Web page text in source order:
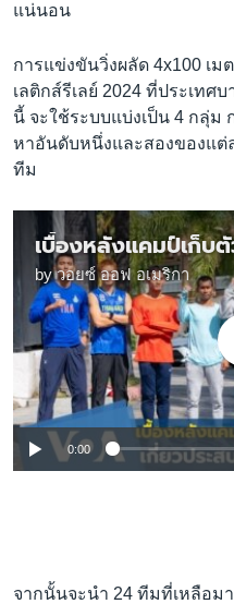
แน่นอน
การแข่งขันวิ่งผลัด 4x100 เม
เลติกส์รีเลย์ 2024 ที่ประเท
นี้ จะใช้ระบบแบ่งเป็น 4 กลุ่
หาอันดับหนึ่งและสองของแต่
ทีม
byวอยซ์ ออฟ อเมริกา
No media
0:00
จากนั้นจะนำ 24 ทีมที่เหลือม